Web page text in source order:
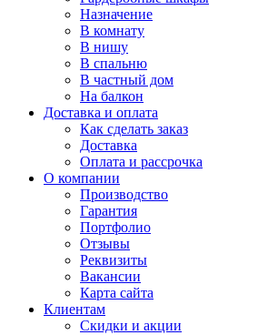
Назначение
В комнату
В нишу
В спальню
В частный дом
На балкон
Доставка и оплата
Как сделать заказ
Доставка
Оплата и рассрочка
О компании
Производство
Гарантия
Портфолио
Отзывы
Реквизиты
Вакансии
Карта сайта
Клиентам
Скидки и акции